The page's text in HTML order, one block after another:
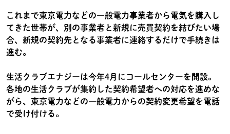
これまで東京電力などの一般電力事業者から電気を購入し
てきた世帯が、別の事業者と新規に売買契約を結びたい場
合、新規の契約先となる事業者に連絡するだけで手続きは
進む。
生活クラブエナジーは今年4月にコールセンターを開設。
各地の生活クラブが集約した契約希望者への対応を進めな
がら、東京電力などの一般電力からの契約変更希望を電話
で受け付ける。